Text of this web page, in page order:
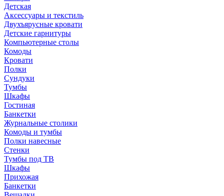
Детская
Аксессуары и текстиль
Двухъярусные кровати
Детские гарнитуры
Компьютерные столы
Комоды
Кровати
Полки
Сундуки
Тумбы
Шкафы
Гостиная
Банкетки
Журнальные столики
Комоды и тумбы
Полки навесные
Стенки
Тумбы под ТВ
Шкафы
Прихожая
Банкетки